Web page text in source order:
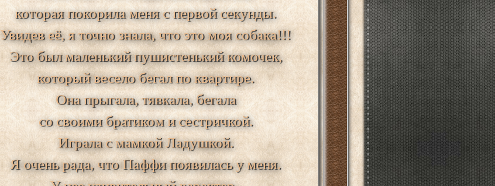
которая покорила меня с первой секунды.
Увидев её, я точно знала, что это моя собака!!!
Это был маленький пушистенький комочек,
который весело бегал по квартире.
Она прыгала, тявкала, бегала
со своими братиком и сестричкой.
Играла с мамкой Ладушкой.
Я очень рада, что Паффи появилась у меня.